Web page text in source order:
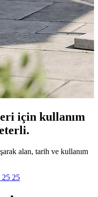
için kullanım
alan, tarih ve kullanım
25 25